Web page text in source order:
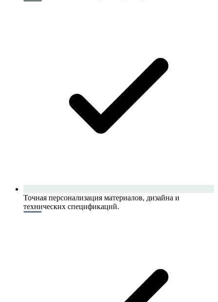
Точная персонализация материалов, дизайна и
технических спецификаций.